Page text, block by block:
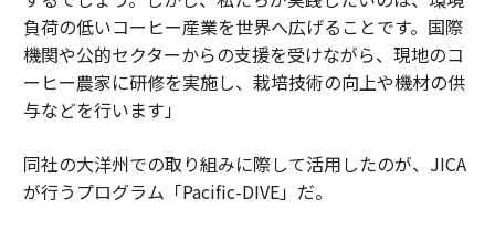
負荷の低いコーヒー産業を世界へ広げることです。国際
機関や公的セクターからの支援を受けながら、現地のコ
ーヒー農家に研修を実施し、栽培技術の向上や機材の供
与などを行います」
同社の大洋州での取り組みに際して活用したのが、JICA
が行うプログラム「Pacific-DIVE」だ。